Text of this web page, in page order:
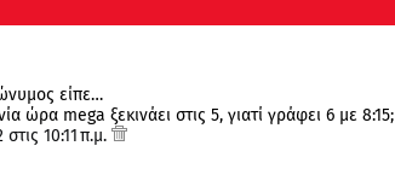
είπε…
ώρα mega ξεκινάει στις 5, γιατί γράφει 6 με 8:15;
10:11 π.μ.